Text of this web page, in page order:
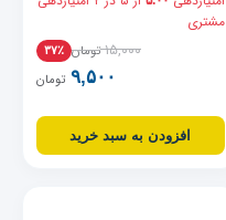
مشتری
۱۵,۰۰۰ تومان ۳۷٪
۹,۵۰۰ تومان
افزودن به سبد خرید